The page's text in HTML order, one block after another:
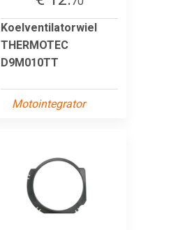
Koelventilatorwiel
THERMOTEC
D9M010TT
Motointegrator